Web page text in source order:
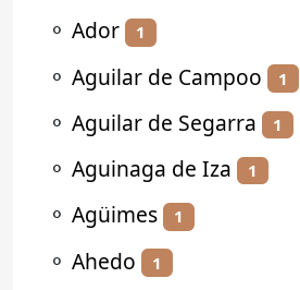
⚬ Ador 1
⚬ Aguilar de Campoo 1
⚬ Aguilar de Segarra 1
⚬ Aguinaga de Iza 1
⚬ Agüimes 1
⚬ Ahedo 1